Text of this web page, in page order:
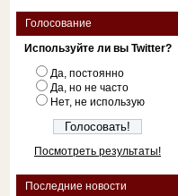
Голосование
Используйте ли вы Twitter?
Да, постоянно
Да, но не часто
Нет, не использую
Посмотреть результаты!
Последние новости